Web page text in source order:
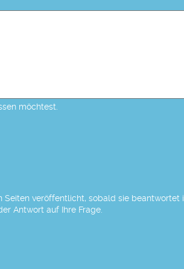
möchtest.
veröffentlicht, sobald sie beantwortet
Antwort auf Ihre Frage.